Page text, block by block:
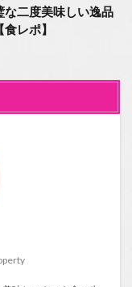
な二度美味しい逸品
レポ】